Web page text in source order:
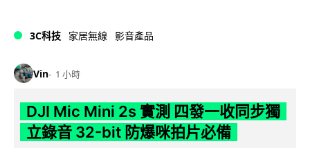
3C科技 家居無線 影音產品
Vin 1 小時
DJI Mic Mini 2s 實測 四發一收同步獨
立錄音 32-bit 防爆咪拍片必備